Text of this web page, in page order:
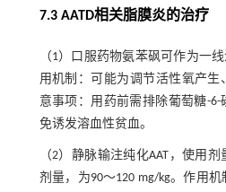
7.3 AATD相关脂膜炎的治疗
（1）口服药物氨苯砜可作为一
用机制：可能为调节活性氧产生
意事项：用药前需排除葡萄糖-
免诱发溶血性贫血。
（2）静脉输注纯化AAT，使用
剂量，为90～120 mg/kg。作用